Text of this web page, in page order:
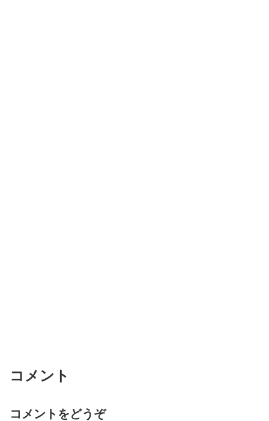
コメント
コメントをどうぞ